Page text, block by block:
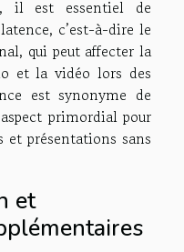
il est essentiel de
c’est-à-dire le
qui peut affecter la
et la vidéo lors des
est synonyme de
primordial pour
présentations sans
et